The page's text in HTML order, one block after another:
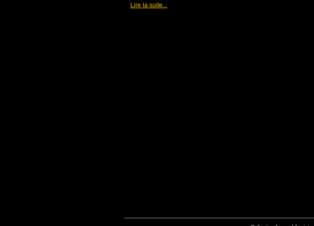
Lire la suite...